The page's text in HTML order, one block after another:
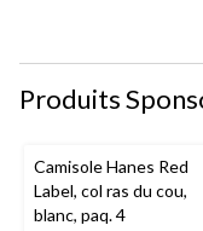
Produits
Camisole Hanes Red
Label, col ras du cou,
blanc, paq. 4